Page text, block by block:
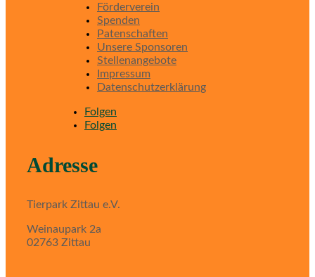
Förderverein
Spenden
Patenschaften
Unsere Sponsoren
Stellenangebote
Impressum
Datenschutzerklärung
Folgen
Folgen
Adresse
Tierpark Zittau e.V.
Weinaupark 2a
02763 Zittau